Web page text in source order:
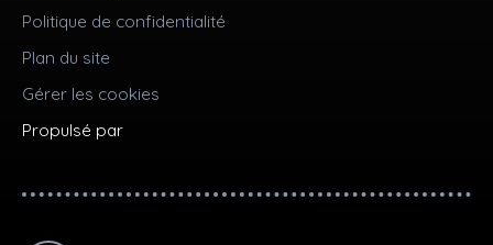
Politique de confidentialité
Plan du site
Gérer les cookies
Propulsé par